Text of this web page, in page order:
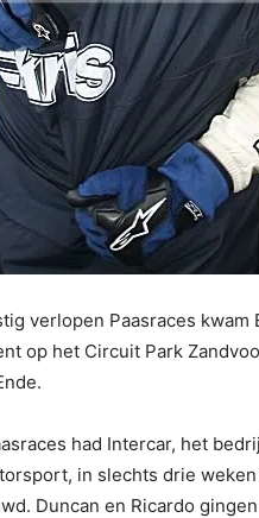
verlopen Paasraces
op het Circuit Park
had Intercar, het
in slechts drie
Duncan en Ricardo